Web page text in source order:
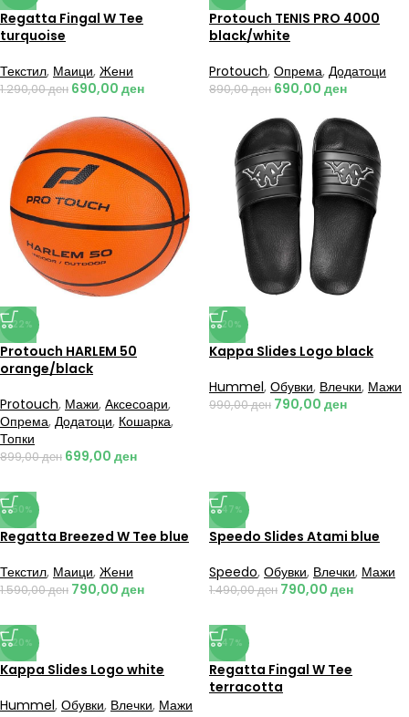
Regatta Fingal W Tee
turquoise
Текстил, Маици, Жени
1.290,00ден 690,00 ден
Protouch TENIS PRO 4000
black/white
Protouch, Опрема, Додатоци
890,00ден 690,00 ден
-22%
Protouch HARLEM 50
orange/black
Protouch, Мажи, Аксесоари,
Опрема, Додатоци, Кошарка,
Топки
899,00ден 699,00 ден
-20%
Kappa Slides Logo black
Hummel, Обувки, Влечки, Мажи
990,00ден 790,00 ден
-50%
Regatta Breezed W Tee blue
Текстил, Маици, Жени
1.590,00ден 790,00 ден
-47%
Speedo Slides Atami blue
Speedo, Обувки, Влечки, Мажи
1.490,00ден 790,00 ден
-20%
Kappa Slides Logo white
Hummel, Обувки, Влечки, Мажи
-47%
Regatta Fingal W Tee
terracotta